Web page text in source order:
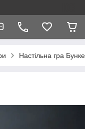
Настільна гра